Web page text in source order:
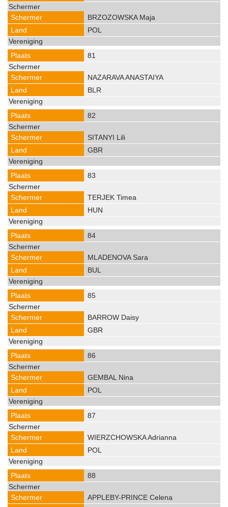
BRZOZOWSKA Maja
POL
81
NAZARAVA ANASTAIYA
BLR
82
SITANYI Lili
GBR
83
TERJEK Timea
HUN
84
MLADENOVA Sara
BUL
85
BARROW Daisy
GBR
86
GEMBAL Nina
POL
87
WIERZCHOWSKA Adrianna
POL
88
APPLEBY-PRINCE Celena